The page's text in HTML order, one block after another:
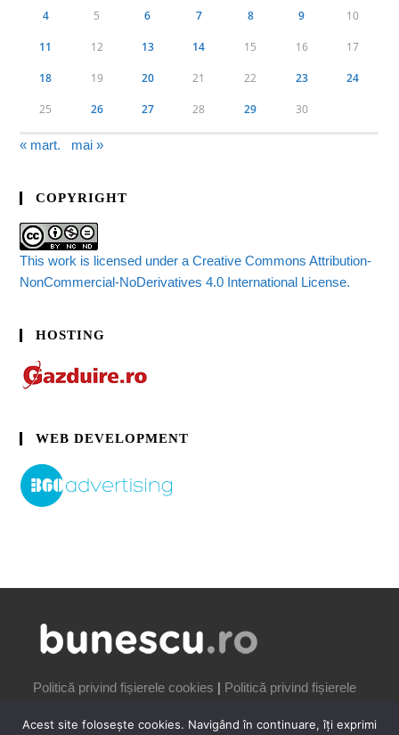
4 5 6 7 8 9 10
11 12 13 14 15 16 17
18 19 20 21 22 23 24
25 26 27 28 29 30
« mart. mai »
COPYRIGHT
This work is licensed under a Creative Commons Attribution-
NonCommercial-NoDerivatives 4.0 International License.
HOSTING
WEB DEVELOPMENT
Politică privind fișierele cookies | Politică privind fișierele
Acest site folosește cookies. Navigând în continuare, îți exprimi